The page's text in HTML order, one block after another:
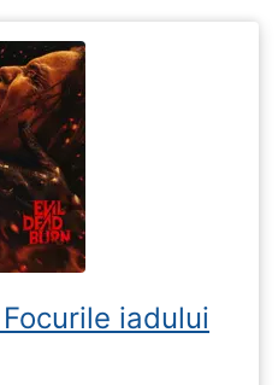
iadului